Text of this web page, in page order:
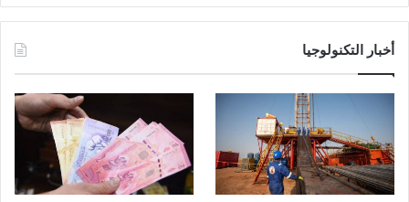
أخبار التكنولوجيا